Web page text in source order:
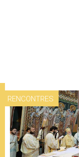
RENCONTRES